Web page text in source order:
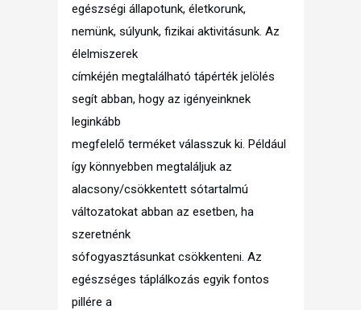
egészségi állapotunk, életkorunk,
nemünk, súlyunk, fizikai aktivitásunk. Az
élelmiszerek
címkéjén megtalálható tápérték jelölés
segít abban, hogy az igényeinknek
leginkább
megfelelő terméket válasszuk ki. Például
így könnyebben megtaláljuk az
alacsony/csökkentett sótartalmú
változatokat abban az esetben, ha
szeretnénk
sófogyasztásunkat csökkenteni. Az
egészséges táplálkozás egyik fontos
pillére a